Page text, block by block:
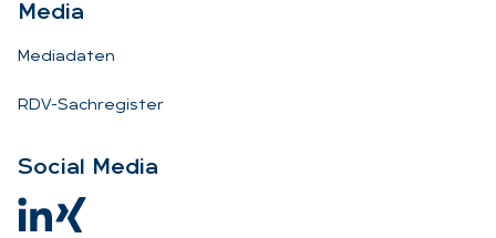
Me­dia
Mediadaten
RDV-Sachregister
So­ci­al Me­dia